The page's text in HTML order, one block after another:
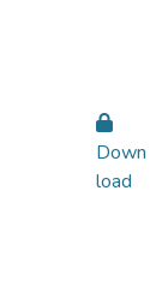
Down
load